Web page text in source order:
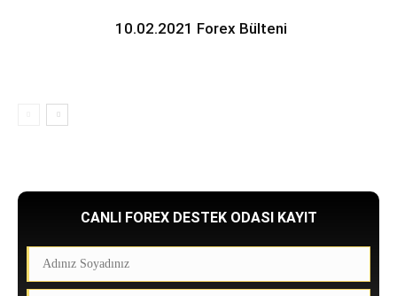
10.02.2021 Forex Bülteni
CANLI FOREX DESTEK ODASI KAYIT